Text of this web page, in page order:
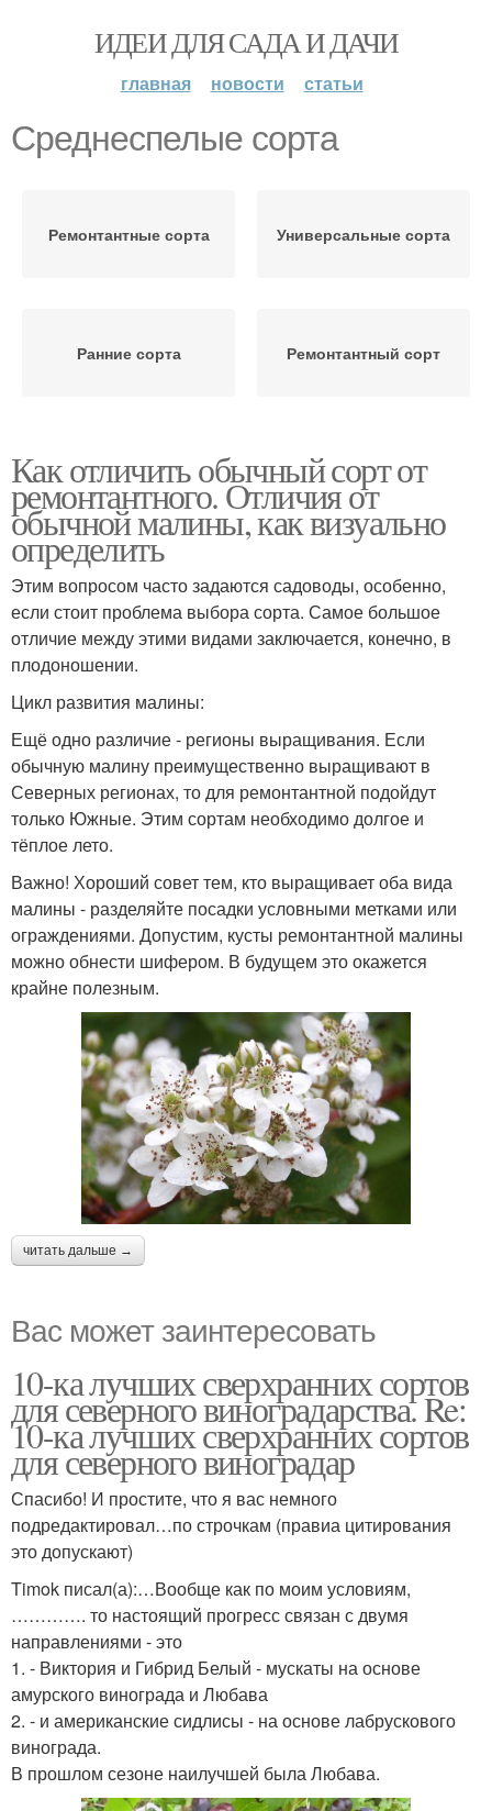
ИДЕИ ДЛЯ САДА И ДАЧИ
главная новости статьи
Среднеспелые сорта
Ремонтантные сорта Универсальные сорта
Ранние сорта Ремонтантный сорт
Как отличить обычный сорт от
ремонтантного. Отличия от
обычной малины, как визуально
определить
Этим вопросом часто задаются садоводы, особенно,
если стоит проблема выбора сорта. Самое большое
отличие между этими видами заключается, конечно, в
плодоношении.
Цикл развития малины:
Ещё одно различие - регионы выращивания. Если
обычную малину преимущественно выращивают в
Северных регионах, то для ремонтантной подойдут
только Южные. Этим сортам необходимо долгое и
тёплое лето.
Важно! Хороший совет тем, кто выращивает оба вида
малины - разделяйте посадки условными метками или
ограждениями. Допустим, кусты ремонтантной малины
можно обнести шифером. В будущем это окажется
крайне полезным.
читать дальше →
Вас может заинтересовать
10-ка лучших сверхранних сортов
для северного виноградарства. Re:
10-ка лучших сверхранних сортов
для северного виноградар
Спасибо! И простите, что я вас немного
подредактировал…по строчкам (правиа цитирования
это допускают)
Timok писал(а):…Вообще как по моим условиям,
…………. то настоящий прогресс связан с двумя
направлениями - это
1. - Виктория и Гибрид Белый - мускаты на основе
амурского винограда и Любава
2. - и американские сидлисы - на основе лабрускового
винограда.
В прошлом сезоне наилучшей была Любава.